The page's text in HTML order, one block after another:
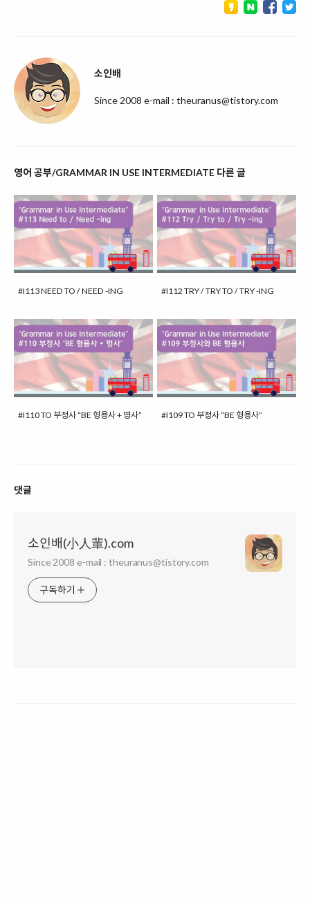
소인배
Since 2008 e-mail : theuranus@tistory.com
영어 공부/GRAMMAR IN USE INTERMEDIATE 다른 글
#I113 NEED TO / NEED -ING #I112 TRY / TRY TO / TRY -ING
#I110 TO 부정사 “BE 형용사 + 명사” #I109 TO 부정사 “BE 형용사”
댓글
소인배(小人輩).com
Since 2008 e-mail : theuranus@tistory.com
구독하기